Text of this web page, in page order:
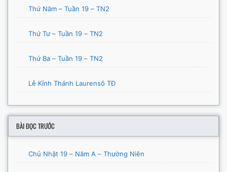
Thứ Năm – Tuần 19 – TN2
Thứ Tư – Tuần 19 – TN2
Thứ Ba – Tuần 19 – TN2
Lễ Kính Thánh Laurensô TĐ
BÀI ĐỌC TRƯỚC
Chủ Nhật 19 – Năm A – Thường Niên